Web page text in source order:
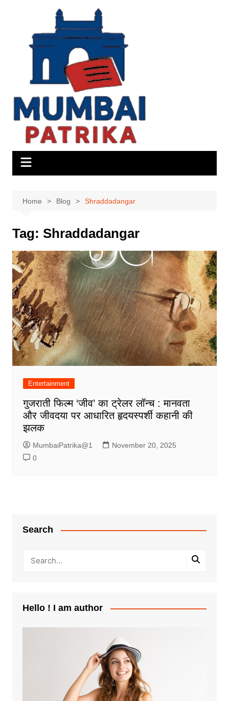
Home Blog Shraddadangar
Tag: Shraddadangar
Entertainment
गुजराती फिल्म ‘जीव’ का ट्रेलर लॉन्च : मानवता
और जीवदया पर आधारित हृदयस्पर्शी कहानी की
झलक
MumbaiPatrika@1
November 20, 2025
0
Search
Hello ! I am author